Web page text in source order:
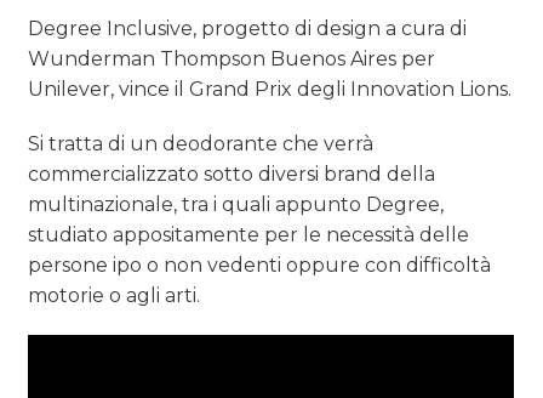
Degree Inclusive, progetto di design a cura di
Wunderman Thompson Buenos Aires per
Unilever, vince il Grand Prix degli Innovation Lions.
Si tratta di un deodorante che verrà
commercializzato sotto diversi brand della
multinazionale, tra i quali appunto Degree,
studiato appositamente per le necessità delle
persone ipo o non vedenti oppure con difficoltà
motorie o agli arti.